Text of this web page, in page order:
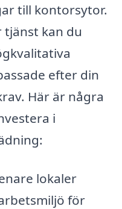
till kontorsytor.
tjänst kan du
efter din
Här är några
i
lokaler
för